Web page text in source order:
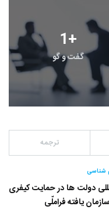
1+
گفت و گو
ترجمه
شناسی
دولت ها در حمایت کیفری
یافته فراملّی